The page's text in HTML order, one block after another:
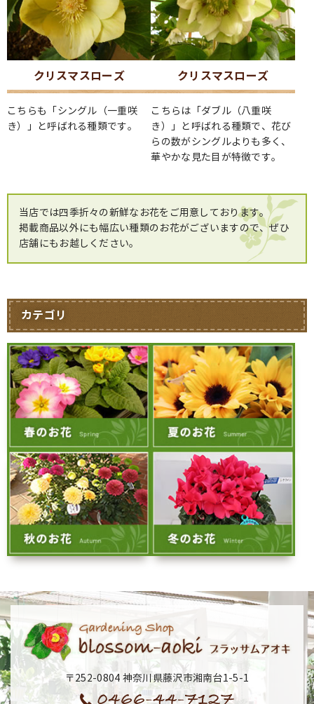
クリスマスローズ
こちらも「シングル（一重咲
き）」と呼ばれる種類です。
クリスマスローズ
こちらは「ダブル（八重咲
き）」と呼ばれる種類で、花び
らの数がシングルよりも多く、
華やかな見た目が特徴です。
当店では四季折々の新鮮なお花をご用意しております。
掲載商品以外にも幅広い種類のお花がございますので、ぜひ
店舗にもお越しください。
カテゴリ
〒252-0804 神奈川県藤沢市湘南台1-5-1